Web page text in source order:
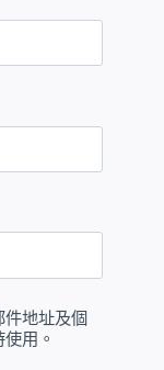
地址及個
用。